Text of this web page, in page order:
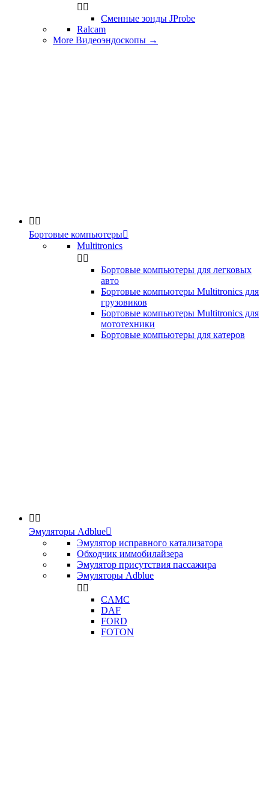
 
Сменные зонды JProbe
Ralcam
More Видеоэндоскопы →
 
Бортовые компьютеры
Multitronics
 
Бортовые компьютеры для легковых
авто
Бортовые компьютеры Multitronics для
грузовиков
Бортовые компьютеры Multitronics для
мототехники
Бортовые компьютеры для катеров
 
Эмуляторы Adblue
Эмулятор исправного катализатора
Обходчик иммобилайзера
Эмулятор присутствия пассажира
Эмуляторы Adblue
 
CAMC
DAF
FORD
FOTON